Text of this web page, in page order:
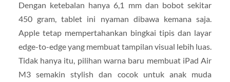
Dengan ketebalan hanya 6,1 mm dan bobot sekitar
450 gram, tablet ini nyaman dibawa kemana saja.
Apple tetap mempertahankan bingkai tipis dan layar
edge-to-edge yang membuat tampilan visual lebih luas.
Tidak hanya itu, pilihan warna baru membuat iPad Air
M3 semakin stylish dan cocok untuk anak muda